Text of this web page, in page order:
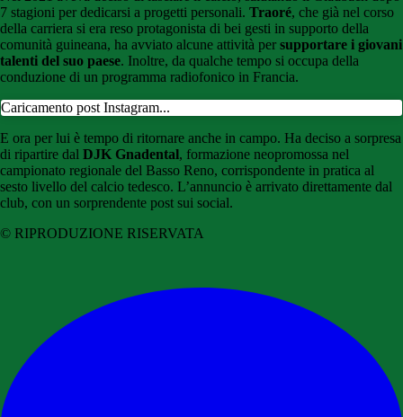
7 stagioni per dedicarsi a progetti personali. Traoré, che già nel corso
della carriera si era reso protagonista di bei gesti in supporto della
comunità guineana, ha avviato alcune attività per supportare i giovani
talenti del suo paese. Inoltre, da qualche tempo si occupa della
conduzione di un programma radiofonico in Francia.
Caricamento post Instagram...
E ora per lui è tempo di ritornare anche in campo. Ha deciso a sorpresa
di ripartire dal DJK Gnadental, formazione neopromossa nel
campionato regionale del Basso Reno, corrispondente in pratica al
sesto livello del calcio tedesco. L’annuncio è arrivato direttamente dal
club, con un sorprendente post sui social.
© RIPRODUZIONE RISERVATA